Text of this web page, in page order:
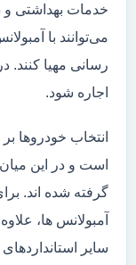
خدمات بهداشتی و
می‌توانند با
رسانی مهیا
اجاره شود.
انتخاب خودروها
است و در این
گرفته شده اند.
آمبولانس ها،
سایر